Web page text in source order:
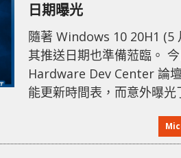
日期曝光
隨著 Windows 10 20H1 (5
其推送日期也準備蒞臨。 今日 Microsoft 在官方的
Hardware Dev Center 論
能更新時間表，而意外曝
月 26 - 28 日以黃色標記起
能更新的日期，意味著